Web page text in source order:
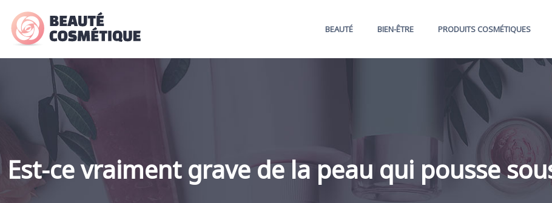
BEAUTÉ BIEN-ÊTRE PRODUITS COSMÉTIQUES
Est-ce vraiment grave de la peau qui pousse